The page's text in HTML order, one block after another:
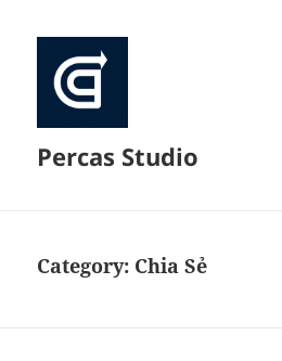
Percas Studio
Category: Chia Sẻ